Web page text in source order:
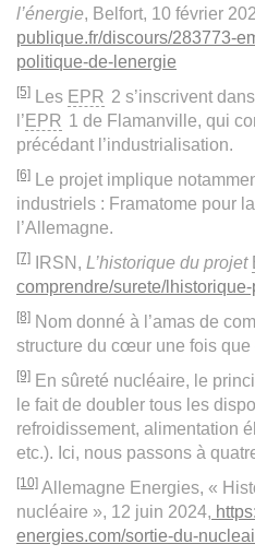
l’énergie, Belfort, 10 février
publique.fr/discours/283773-
politique-de-lenergie
[5] Les EPR 2 s’inscrivent
l’ EPR 1 de Flamanville, qui
précédant l’industrialisation.
[6]
Le projet implique
industriels : Framatome pour
l’Allemagne.
[7] IRSN, L’historique du projet
comprendre/surete/
[8] Nom donné à l’amas de
structure du cœur une fois
[9] En sûreté nucléaire, le
le fait de doubler tous les
refroidissement, alimentation
etc.). Ici, nous passons à
[10] Allemagne Energies, «
nucléaire », 12 juin 2024,
energies.com/sortie-du-